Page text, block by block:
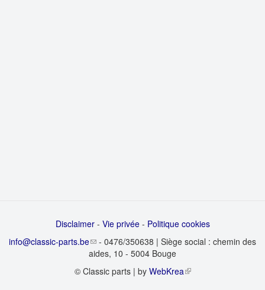
Disclaimer- Vie privée- Politique cookies
info@classic-parts.be
- 0476/350638 | Siège social : chemin des
aides, 10 - 5004 Bouge
© Classic parts | by WebKrea